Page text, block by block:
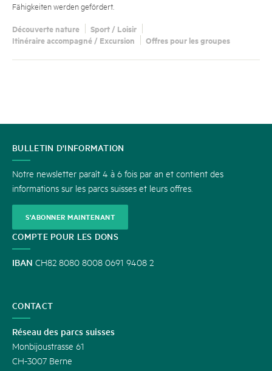
Fähigkeiten werden gefördert.
Découverte nature
Sport / Loisir
Itinéraire accompagné / Excursion
Offres pour les groupes
CONTACT
BULLETIN D'INFORMATION
Notre newsletter paraît 4 à 6 fois par an et contient des
informations sur les parcs suisses et leurs offres.
S'ABONNER MAINTENANT
COMPTE POUR LES DONS
IBAN CH82 8080 8008 0691 9408 2
CONTACT
Réseau des parcs suisses
Monbijoustrasse 61
CH-3007 Berne